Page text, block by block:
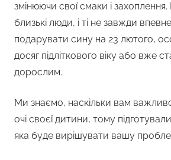
змінюючи свої смаки і захоплення.
близькі люди, і ті не завжди
подарувати сину на 23 лютого,
досяг підліткового віку або вже
дорослим.
Ми знаємо, наскільки вам
очі своєї дитини, тому
яка буде вирішувати вашу